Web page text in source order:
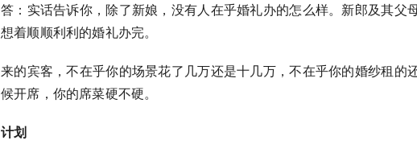
答：实话告诉你，除了新娘，没有人在乎婚礼办的怎么样。新郎及其父
想着顺顺利利的婚礼办完。
来的宾客，不在乎你的场景花了几万还是十几万，不在乎你的婚纱租的
候开席，你的席菜硬不硬。
计划